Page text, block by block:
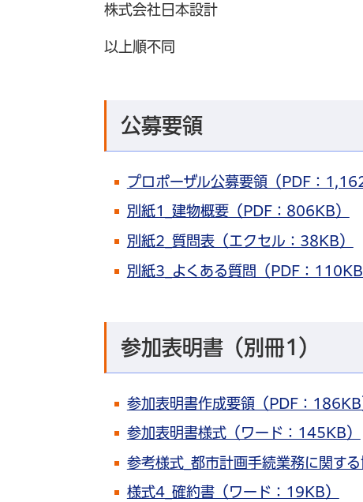
株式会社日本設計
以上順不同
公募要領
プロポーザル公募要領（PDF：
別紙1_建物概要（PDF：806KB）
別紙2_質問表（エクセル：38KB）
別紙3_よくある質問（PDF：110KB
参加表明書（別冊1）
参加表明書作成要領（PDF：186KB
参加表明書様式（ワード：145KB）
参考様式_都市計画手続業務に関す
様式4_確約書（ワード：19KB）